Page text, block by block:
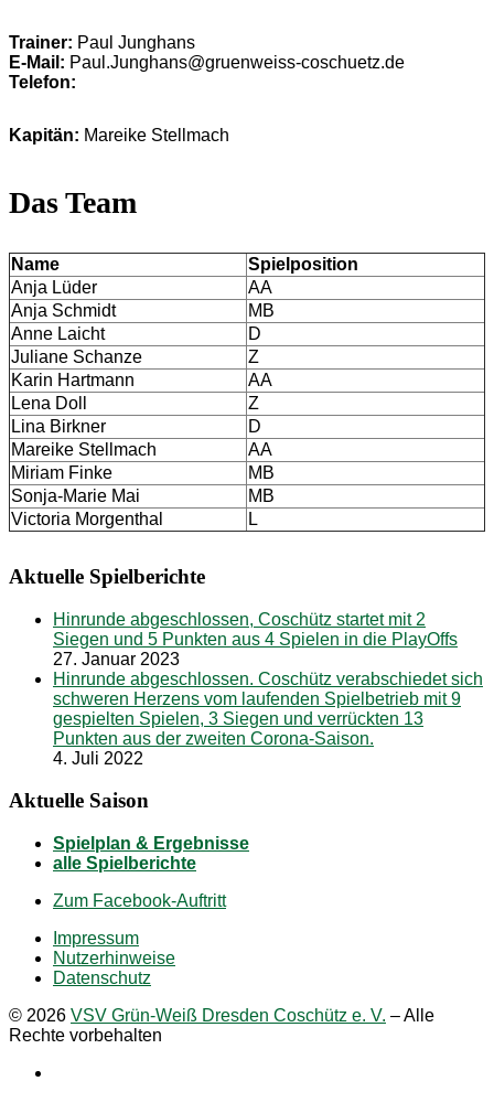
Trainer: Paul Junghans
E-Mail: Paul.Junghans@gruenweiss-coschuetz.de
Telefon:
Kapitän: Mareike Stellmach
Das Team
Name
Spielposition
Anja Lüder
AA
Anja Schmidt
MB
Anne Laicht
D
Juliane Schanze
Z
Karin Hartmann
AA
Lena Doll
Z
Lina Birkner
D
Mareike Stellmach
AA
Miriam Finke
MB
Sonja-Marie Mai
MB
Victoria Morgenthal
L
Aktuelle Spielberichte
Hinrunde abgeschlossen, Coschütz startet mit 2
Siegen und 5 Punkten aus 4 Spielen in die PlayOffs
27. Januar 2023
Hinrunde abgeschlossen. Coschütz verabschiedet sich
schweren Herzens vom laufenden Spielbetrieb mit 9
gespielten Spielen, 3 Siegen und verrückten 13
Punkten aus der zweiten Corona-Saison.
4. Juli 2022
Aktuelle Saison
Spielplan & Ergebnisse
alle Spielberichte
Zum Facebook-Auftritt
Impressum
Nutzerhinweise
Datenschutz
© 2026 VSV Grün-Weiß Dresden Coschütz e. V. –Alle
Rechte vorbehalten